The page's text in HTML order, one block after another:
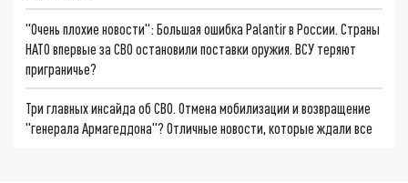
"Очень плохие новости": Большая ошибка Palantir в России. Страны
НАТО впервые за СВО остановили поставки оружия. ВСУ теряют
приграничье?
Три главных инсайда об СВО. Отмена мобилизации и возвращение
"генерала Армагеддона"? Отличные новости, которые ждали все